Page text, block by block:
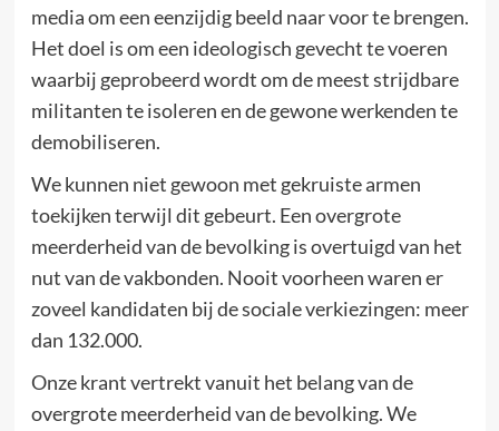
media om een eenzijdig beeld naar voor te brengen.
Het doel is om een ideologisch gevecht te voeren
waarbij geprobeerd wordt om de meest strijdbare
militanten te isoleren en de gewone werkenden te
demobiliseren.
We kunnen niet gewoon met gekruiste armen
toekijken terwijl dit gebeurt. Een overgrote
meerderheid van de bevolking is overtuigd van het
nut van de vakbonden. Nooit voorheen waren er
zoveel kandidaten bij de sociale verkiezingen: meer
dan 132.000.
Onze krant vertrekt vanuit het belang van de
overgrote meerderheid van de bevolking. We